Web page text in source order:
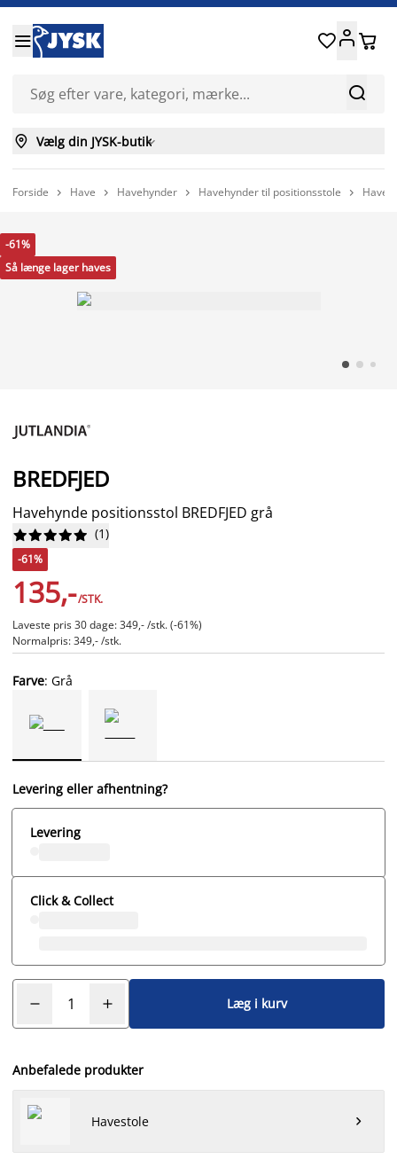


 
 Vælg din JYSK-butik
Forside  Have  Havehynder  Havehynder til positionsstole 
-61%
Så længe lager haves
BREDFJED
Havehynde positionsstol BREDFJED grå





 (1)
-61%
135,-/STK.
Laveste pris 30 dage: 349,- /stk. (-61%)
Normalpris: 349,- /stk.
Farve: Grå
Levering eller afhentning?
Levering
Click & Collect
Læg i kurv
Anbefalede produkter
Havestole 